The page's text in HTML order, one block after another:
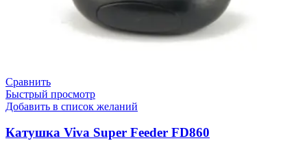
Сравнить
Быстрый просмотр
Добавить в список желаний
Катушка Viva Super Feeder FD860